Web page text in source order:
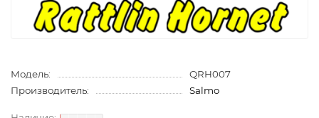
Модель:
QRH007
Производитель:
Salmo